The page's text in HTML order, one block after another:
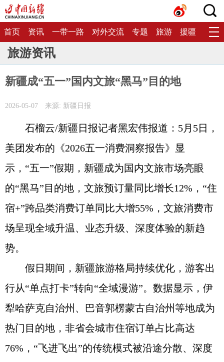
首页 资讯 一带一路 对外交流 专题 旅游 援疆 生态
旅游资讯
新疆成“五一”国内文旅“黑马”目的地
2026-05-07 来源: 新疆日报
石榴云/新疆日报记者黑宏伟报道：5月5日，
美团发布的《2026五一消费洞察报告》显
示，“五一”假期，新疆成为国内文旅市场亮眼
的“黑马”目的地，文旅预订量同比增长12%，“住
宿+”跨品类消费订单同比大增55%，文旅消费市
场呈现全域升温、业态升级、深度体验的新趋
势。
假日期间，新疆旅游格局持续优化，游客出
行从“单点打卡”转向“全域漫游”。数据显示，伊
犁哈萨克自治州、巴音郭楞蒙古自治州等地成为
热门目的地，非省会城市住宿订单占比高达
76%，“飞进飞出”的传统模式被沿途分散、深度